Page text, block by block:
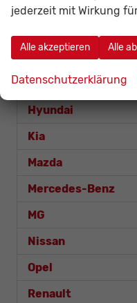
Dacia
Ford
Honda
Hyundai
Kia
Mazda
Mercedes-Benz
MG
Nissan
Opel
Renault
jederzeit mit Wirkung
Alle akzeptieren Alle
Datenschutzerklärung